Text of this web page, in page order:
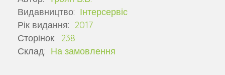
Видавництво: Інтерсервіс
Рік видання: 2017
Сторінок: 238
Склад: На замовлення